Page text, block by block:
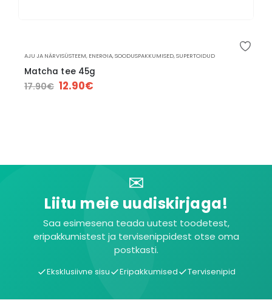
AJU JA NÄRVISÜSTEEM, ENERGIA,SOODUSPAKKUMISED,SUPERTOIDUD
Matcha tee 45g
17.90€ 12.90€
✉
Liitu meie uudiskirjaga!
Saa esimesena teada uutest toodetest,
eripakkumistest ja tervisenippidest otse oma
postkasti.
Eksklusiivne sisu Eripakkumised Tervisenipid